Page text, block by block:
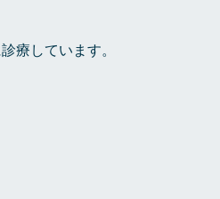
療しています。